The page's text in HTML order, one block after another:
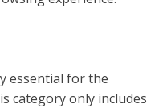
essential for the
category only includes